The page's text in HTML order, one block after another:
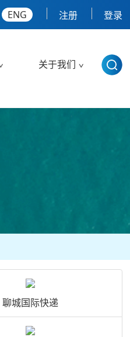
ENG 注册 登录
关于我们
聊城国际快递